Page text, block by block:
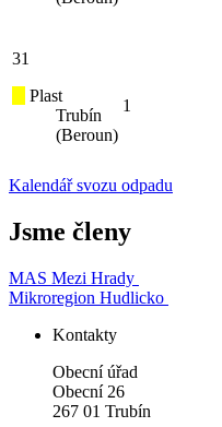
31
Plast
Trubín
(Beroun)
1
Kalendář svozu odpadu
Jsme členy
MAS Mezi Hrady
Mikroregion Hudlicko
Kontakty
Obecní úřad
Obecní 26
267 01 Trubín